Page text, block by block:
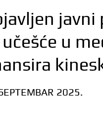
javni
učešće u
2025.